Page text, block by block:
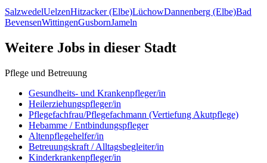
SalzwedelUelzenHitzacker (Elbe)LüchowDannenberg (Elbe)Bad
BevensenWittingenGusbornJameln
Weitere Jobs in dieser Stadt
Pflege und Betreuung
Gesundheits- und Krankenpfleger/in
Heilerziehungspfleger/in
Pflegefachfrau/Pflegefachmann (Vertiefung Akutpflege)
Hebamme / Entbindungspfleger
Altenpflegehelfer/in
Betreuungskraft / Alltagsbegleiter/in
Kinderkrankenpfleger/in